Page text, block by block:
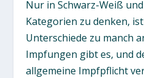
Nur in Schwarz-Weiß
Kategorien zu denken,
Unterschiede zu manch
Impfungen gibt es, und
allgemeine Impfpflicht